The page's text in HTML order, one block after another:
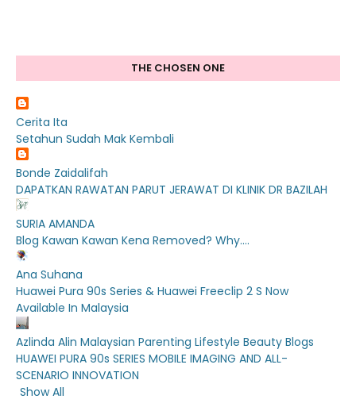
THE CHOSEN ONE
Cerita Ita
Setahun Sudah Mak Kembali
Bonde Zaidalifah
DAPATKAN RAWATAN PARUT JERAWAT DI KLINIK DR BAZILAH
SURIA AMANDA
Blog Kawan Kawan Kena Removed? Why....
Ana Suhana
Huawei Pura 90s Series & Huawei Freeclip 2 S Now
Available In Malaysia
Azlinda Alin Malaysian Parenting Lifestyle Beauty Blogs
HUAWEI PURA 90s SERIES MOBILE IMAGING AND ALL-
SCENARIO INNOVATION
Show All